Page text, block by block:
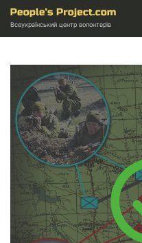
Всеукраїнський центр волонтерів